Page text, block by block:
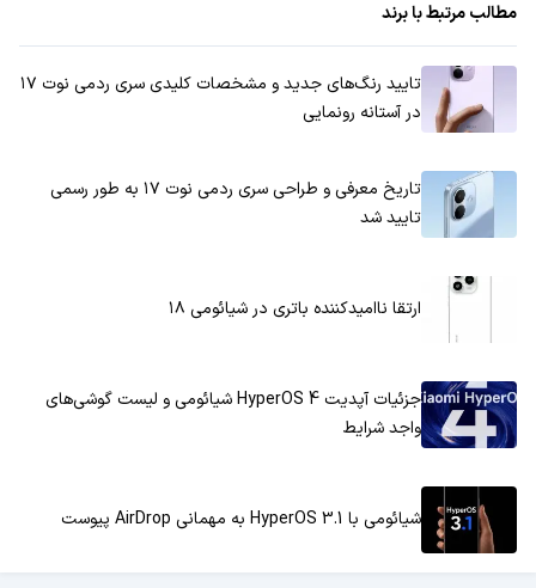
مطالب مرتبط با برند
تایید رنگ‌های جدید و مشخصات کلیدی سری ردمی نوت ۱۷
در آستانه رونمایی
تاریخ معرفی و طراحی سری ردمی نوت ۱۷ به طور رسمی
تایید شد
ارتقا ناامیدکننده باتری در شیائومی ۱۸
جزئیات آپدیت HyperOS 4 شیائومی و لیست گوشی‌های
واجد شرایط
شیائومی با HyperOS 3.1 به مهمانی AirDrop پیوست